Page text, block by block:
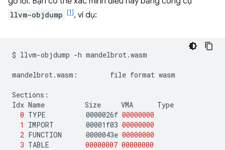
llvm-objdump [1], ví dụ:
$ llvm-objdump -h mandelbrot.wasm
mandelbrot.wasm: file format wasm
Sections:
Idx Name Size VMA
0 TYPE 0000026f 00000000
1
IMPORT 00001f03 00000000
2 FUNCTION 0000043e 00000000
3 TABLE 00000007 00000000